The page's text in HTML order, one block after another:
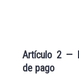
Artículo 2 —
de pago